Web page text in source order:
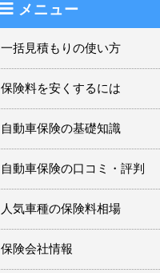
メニュー
一括見積もりの使い方
保険料を安くするには
自動車保険の基礎知識
自動車保険の口コミ・評判
人気車種の保険料相場
保険会社情報